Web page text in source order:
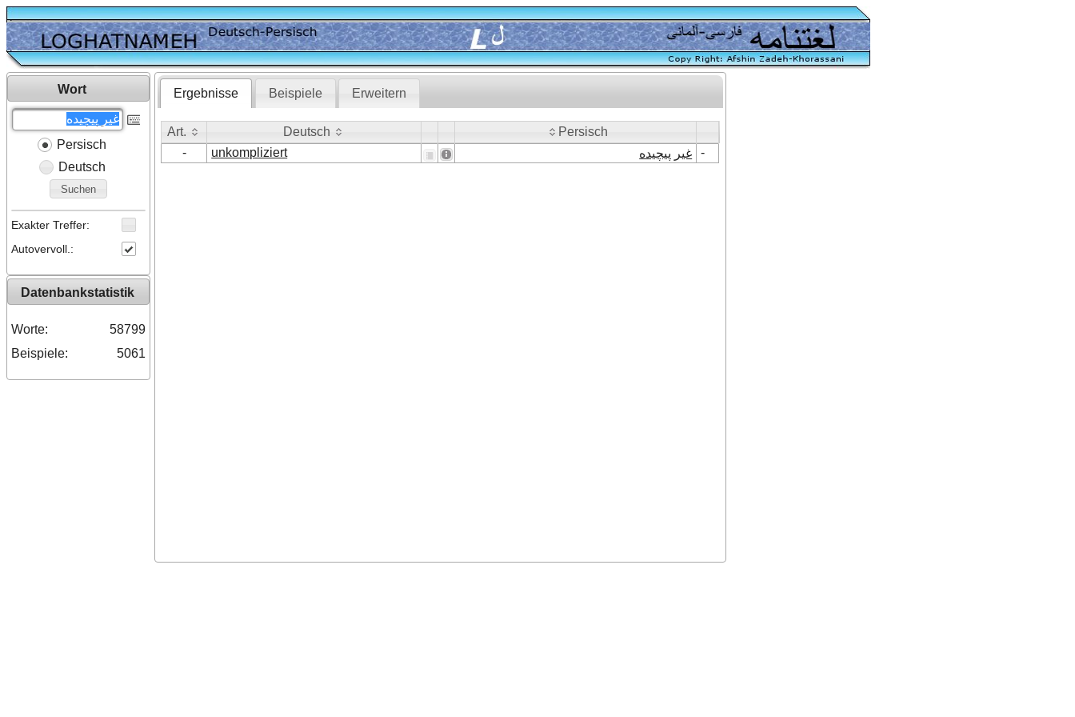
Wort
Persisch
Deutsch
Suchen
Exakter Treffer:
Autovervoll.:
Datenbankstatistik
Worte:
58799
Beispiele:
5061
Ergebnisse Beispiele Erweitern
Art. Deutsch
Persisch
Art.
- unkompliziert غیر پیچیده -